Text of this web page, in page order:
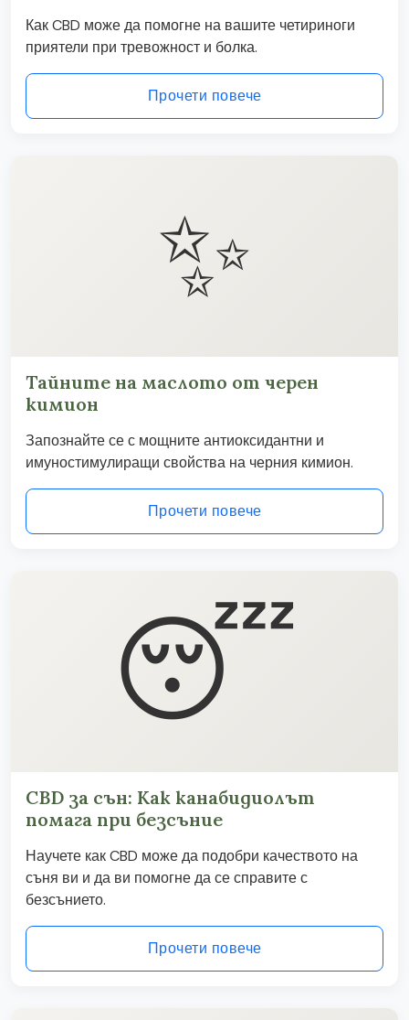
Как CBD може да помогне на вашите четириноги
приятели при тревожност и болка.
Прочети повече
✨
Тайните на маслото от черен
кимион
Запознайте се с мощните антиоксидантни и
имуностимулиращи свойства на черния кимион.
Прочети повече
😴
CBD за сън: Как канабидиолът
помага при безсъние
Научете как CBD може да подобри качеството на
съня ви и да ви помогне да се справите с
безсънието.
Прочети повече